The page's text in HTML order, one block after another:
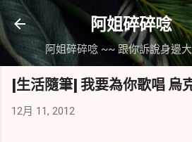
跳到主要內容
阿姐碎碎唸
阿姐碎碎唸 ~~ 跟你訴說身邊
[生活隨筆] 我要為你歌唱 烏
12月 11, 2012